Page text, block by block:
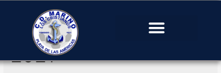
Día:12 de abril de
2021